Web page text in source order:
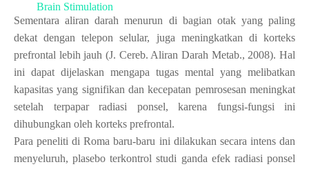
Brain Stimulation
Sementara aliran darah menurun di bagian otak yang paling
dekat dengan telepon selular, juga meningkatkan di korteks
prefrontal lebih jauh (J. Cereb. Aliran Darah Metab., 2008). Hal
ini dapat dijelaskan mengapa tugas mental yang melibatkan
kapasitas yang signifikan dan kecepatan pemrosesan meningkat
setelah terpapar radiasi ponsel, karena fungsi-fungsi ini
dihubungkan oleh korteks prefrontal.
Para peneliti di Roma baru-baru ini dilakukan secara intens dan
menyeluruh, plasebo terkontrol studi ganda efek radiasi ponsel